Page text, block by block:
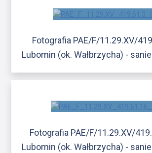
Fotografia PAE/F/11.29.XV/
Lubomin (ok. Wałbrzycha) -
Fotografia PAE/F/11.29.XV/
Lubomin (ok. Wałbrzycha) -